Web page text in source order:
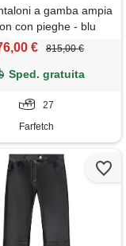
a gamba ampia
con pieghe - blu
€ 815,00 €
Sped. gratuita
27
Farfetch